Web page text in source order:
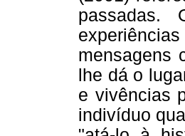
mensagens
lhe dá o
e vivências
indivíduo